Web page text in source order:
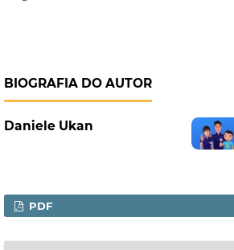
BIOGRAFIA DO AUTOR
Daniele Ukan
PDF